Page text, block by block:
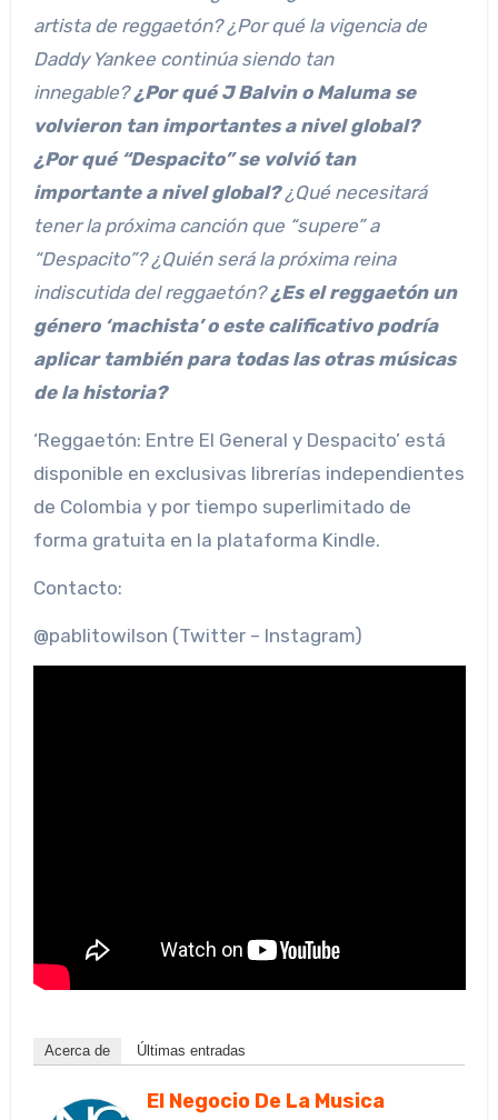
artista de reggaetón? ¿Por qué la vigencia de
Daddy Yankee continúa siendo tan
innegable?¿Por qué J Balvin o Maluma se
volvieron tan importantes a nivel global?
¿Por qué “Despacito” se volvió tan
importante a nivel global?¿Qué necesitará
tener la próxima canción que “supere” a
“Despacito”? ¿Quién será la próxima reina
indiscutida del reggaetón?¿Es el reggaetón un
género ‘machista’ o este calificativo podría
aplicar también para todas las otras músicas
de la historia?
‘Reggaetón: Entre El General y Despacito’ está
disponible en exclusivas librerías independientes
de Colombia y por tiempo superlimitado de
forma gratuita en la plataforma Kindle.
Contacto:
@pablitowilson (Twitter – Instagram)
Acerca de Últimas entradas
El Negocio De La Musica